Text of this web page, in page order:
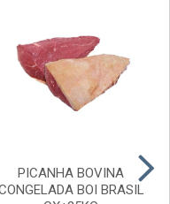
PICANHA BOVINA
BOI BRASIL